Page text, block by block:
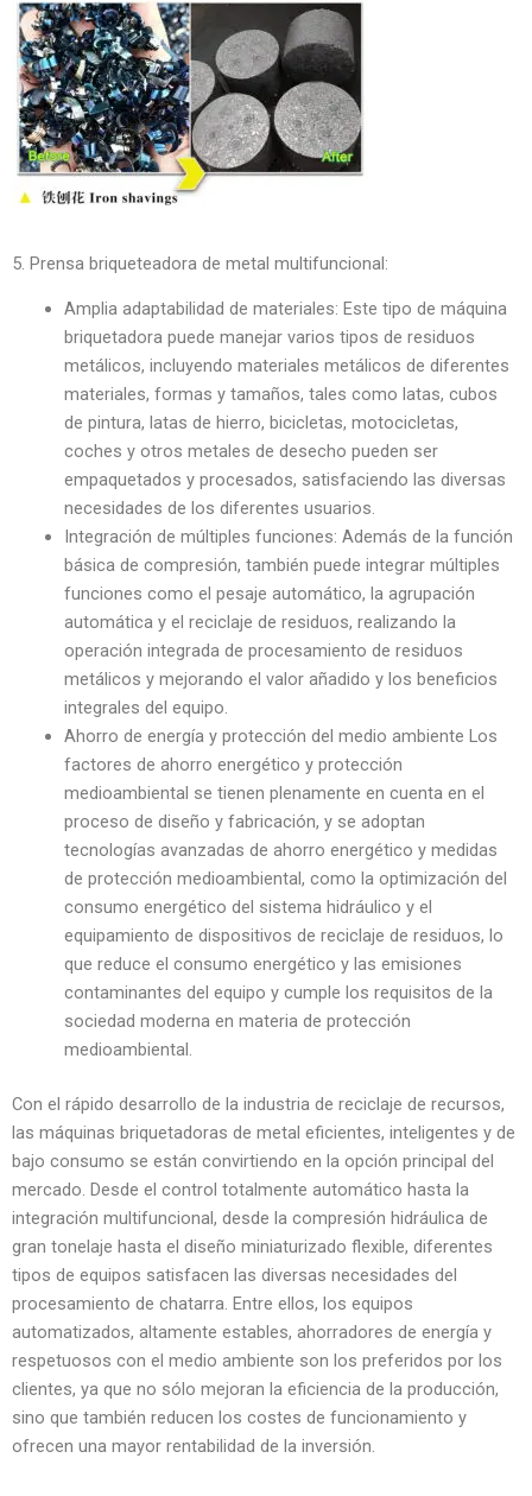
5. Prensa briqueteadora de metal multifuncional:
Amplia adaptabilidad de materiales: Este tipo de máquina
briquetadora puede manejar varios tipos de residuos
metálicos, incluyendo materiales metálicos de diferentes
materiales, formas y tamaños, tales como latas, cubos
de pintura, latas de hierro, bicicletas, motocicletas,
coches y otros metales de desecho pueden ser
empaquetados y procesados, satisfaciendo las diversas
necesidades de los diferentes usuarios.
Integración de múltiples funciones: Además de la función
básica de compresión, también puede integrar múltiples
funciones como el pesaje automático, la agrupación
automática y el reciclaje de residuos, realizando la
operación integrada de procesamiento de residuos
metálicos y mejorando el valor añadido y los beneficios
integrales del equipo.
Ahorro de energía y protección del medio ambiente Los
factores de ahorro energético y protección
medioambiental se tienen plenamente en cuenta en el
proceso de diseño y fabricación, y se adoptan
tecnologías avanzadas de ahorro energético y medidas
de protección medioambiental, como la optimización del
consumo energético del sistema hidráulico y el
equipamiento de dispositivos de reciclaje de residuos, lo
que reduce el consumo energético y las emisiones
contaminantes del equipo y cumple los requisitos de la
sociedad moderna en materia de protección
medioambiental.
Con el rápido desarrollo de la industria de reciclaje de recursos,
las máquinas briquetadoras de metal eficientes, inteligentes y de
bajo consumo se están convirtiendo en la opción principal del
mercado. Desde el control totalmente automático hasta la
integración multifuncional, desde la compresión hidráulica de
gran tonelaje hasta el diseño miniaturizado flexible, diferentes
tipos de equipos satisfacen las diversas necesidades del
procesamiento de chatarra. Entre ellos, los equipos
automatizados, altamente estables, ahorradores de energía y
respetuosos con el medio ambiente son los preferidos por los
clientes, ya que no sólo mejoran la eficiencia de la producción,
sino que también reducen los costes de funcionamiento y
ofrecen una mayor rentabilidad de la inversión.